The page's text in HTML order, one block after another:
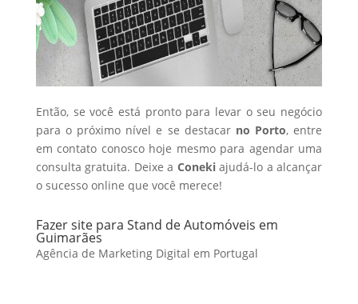
Então, se você está pronto para levar o seu negócio
para o próximo nível e se destacar no Porto, entre
em contato conosco hoje mesmo para agendar uma
consulta gratuita. Deixe a Conekiajudá-lo a alcançar
o sucesso online que você merece!
Fazer site para Stand de Automóveis em
Guimarães
Agência de Marketing Digital em Portugal